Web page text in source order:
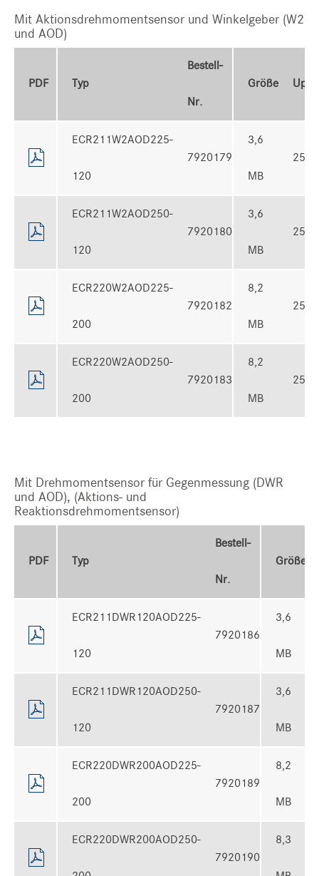
Mit Aktionsdrehmomentsensor und Winkelgeber (W2
und AOD)
PDF Typ
Bestell-
Nr.
Größe
ECR211W2AOD225-
120
7920179
3,6
MB
ECR211W2AOD250-
120
7920180
3,6
MB
ECR220W2AOD225-
200
7920182
8,2
MB
ECR220W2AOD250-
200
7920183
8,2
MB
Mit Drehmomentsensor für Gegenmessung (DWR
und AOD), (Aktions- und
Reaktionsdrehmomentsensor)
PDF Typ
Bestell-
Nr.
Größe
ECR211DWR120AOD225-
120
7920186
3,6
MB
ECR211DWR120AOD250-
120
7920187
3,6
MB
ECR220DWR200AOD225-
200
7920189
8,2
MB
ECR220DWR200AOD250-
7920190
8,3